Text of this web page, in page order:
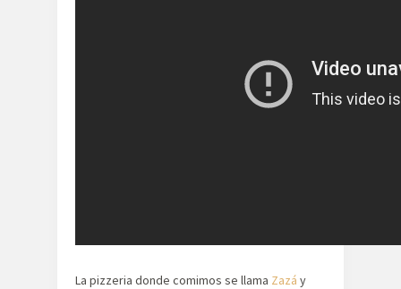
La pizzeria donde comimos se llama Zazá y